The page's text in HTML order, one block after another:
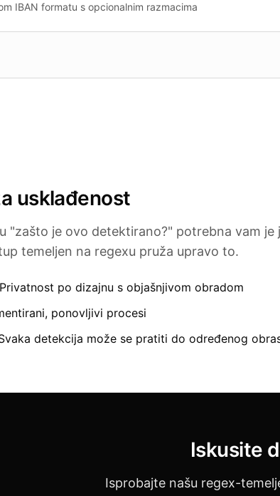
IBAN formatu s opcionalnim razmacima
usklađenost
"zašto je ovo detektirano?" potrebna vam je
temeljen na regexu pruža upravo to.
po dizajnu s objašnjivom obradom
ponovljivi procesi
detekcija može se pratiti do određenog
Iskusite
Isprobajte našu regex-